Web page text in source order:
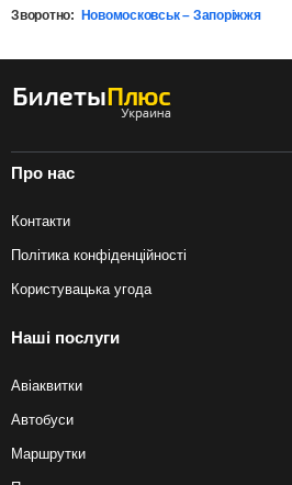
Зворотно: Новомосковськ – Запоріжжя
Про нас
Контакти
Політика конфіденційності
Користувацька угода
Наші послуги
Авіаквитки
Автобуси
Маршрутки